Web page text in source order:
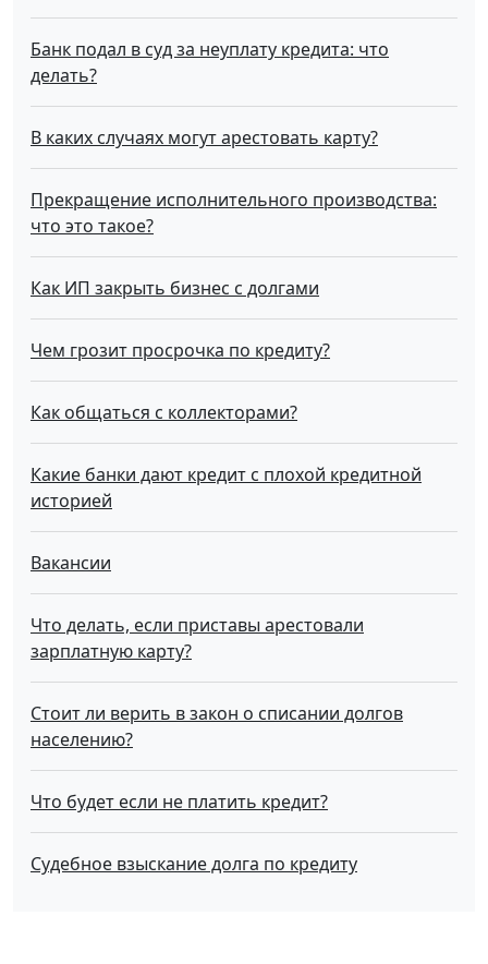
Банк подал в суд за неуплату кредита: что
делать?
В каких случаях могут арестовать карту?
Прекращение исполнительного производства:
что это такое?
Как ИП закрыть бизнес с долгами
Чем грозит просрочка по кредиту?
Как общаться с коллекторами?
Какие банки дают кредит с плохой кредитной
историей
Вакансии
Что делать, если приставы арестовали
зарплатную карту?
Стоит ли верить в закон о списании долгов
населению?
Что будет если не платить кредит?
Судебное взыскание долга по кредиту